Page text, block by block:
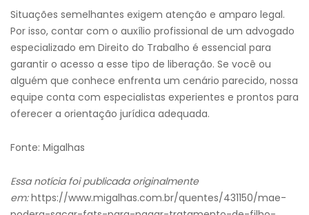
Situações semelhantes exigem atenção e amparo legal.
Por isso, contar com o auxílio profissional de um advogado
especializado em Direito do Trabalho é essencial para
garantir o acesso a esse tipo de liberação. Se você ou
alguém que conhece enfrenta um cenário parecido, nossa
equipe conta com especialistas experientes e prontos para
oferecer a orientação jurídica adequada.
Fonte: Migalhas
Essa notícia foi publicada originalmente
em:https://www.migalhas.com.br/quentes/431150/mae-